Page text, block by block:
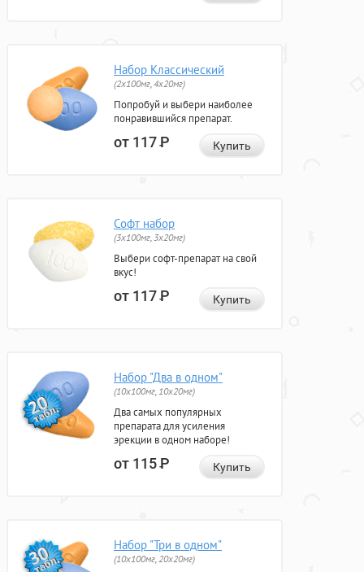
Набор Классический
(2x100мг, 4x20мг)
Попробуй и выбери наиболее
понравившийся препарат.
от 117Р Купить
Софт набор
(3x100мг, 3x20мг)
Выбери софт-препарат на свой
вкус!
от 117Р Купить
Набор "Два в одном"
(10x100мг, 10x20мг)
Два самых популярных
препарата для усиления
эрекции в одном наборе!
от 115Р Купить
Набор "Три в одном"
(10x100мг, 20x20мг)